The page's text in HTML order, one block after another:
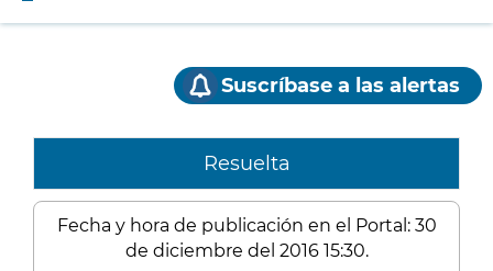
Suscríbase a las alertas
Resuelta
Fecha y hora de publicación en el Portal: 30
de diciembre del 2016 15:30.